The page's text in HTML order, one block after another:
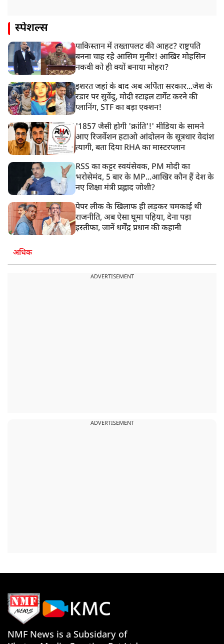
स्पेशल्स
पाकिस्तान में तख्तापलट की आहट? राष्ट्रपति
बनना चाह रहे आसिम मुनीर! आखिर मोहसिन
नकवी को ही क्यों बनाया मोहरा?
इशरत जहां के बाद अब अर्पिता सरकार...जैश के
रडार पर सुवेंदु, मोदी स्टाइल टार्गेट करने की
प्लानिंग, STF का बड़ा एक्शन!
'1857 जैसी होगी 'क्रांति'!' मीडिया के सामने
आए रिजर्वेशन हटाओ आंदोलन के सूत्रधार वेदांश
त्यागी, बता दिया RHA का मास्टरप्लान
RSS का कट्टर स्वयंसेवक, PM मोदी का
भरोसेमंद, 5 बार के MP...आखिर कौन हैं देश के
नए शिक्षा मंत्री प्रह्लाद जोशी?
पेपर लीक के खिलाफ ही लड़कर चमकाई थी
राजनीति, अब ऐसा घूमा पहिया, देना पड़ा
इस्तीफा, जानें धर्मेंद्र प्रधान की कहानी
अधिक
ADVERTISEMENT
ADVERTISEMENT
NMF News is a Subsidary of